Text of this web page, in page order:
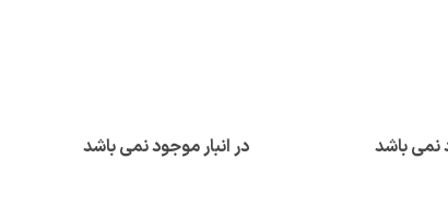
نمی باشد در انبار موجود نمی باشد